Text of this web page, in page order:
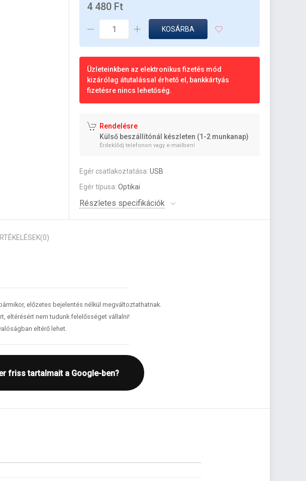
4 480 Ft
KOSÁRBA
Üzleteinkben az elektronikus fizetés mód
kizárólag átutalással érhető el, bankkártyás
fizetésre nincs lehetőség.
Rendelésre
Külső beszállítónál készleten (1-2 munkanap)
Érdeklődj telefonon vagy e-mailben!
Egér csatlakoztatása:USB
Egér típusa:Optikai
Részletes specifikációk
(0)
előzetes bejelentés nélkül megváltoztathatnak.
eltérésért nem tudunk felelősséget vállalni!
eltérő lehet.
friss tartalmait a Google-ben?